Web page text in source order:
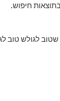
חיפוש.
לגולש טוב